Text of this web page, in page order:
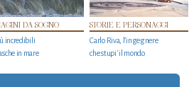
DA SOGNO
incredibili
in mare
STORIE E PERSONAGGI
Carlo Riva, l’ingegnere
che stupi' il mondo